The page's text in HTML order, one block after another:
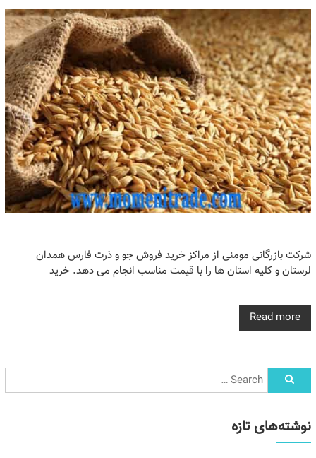
شرکت بازرگانی مومنی از مراکز خرید فروش جو و ذرت فارس همدان
لرستان و کلیه استان ها را با قیمت مناسب انجام می دهد. خرید
Read more
نوشته‌های تازه